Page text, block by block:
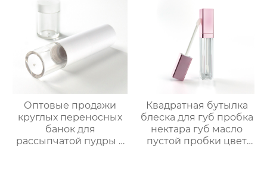
Оптовые продажи
круглых переносных
банок для
рассыпчатой пудры 5
Квадратная бутылка
блеска для губ пробка
нектара губ масло
пустой пробки цвет